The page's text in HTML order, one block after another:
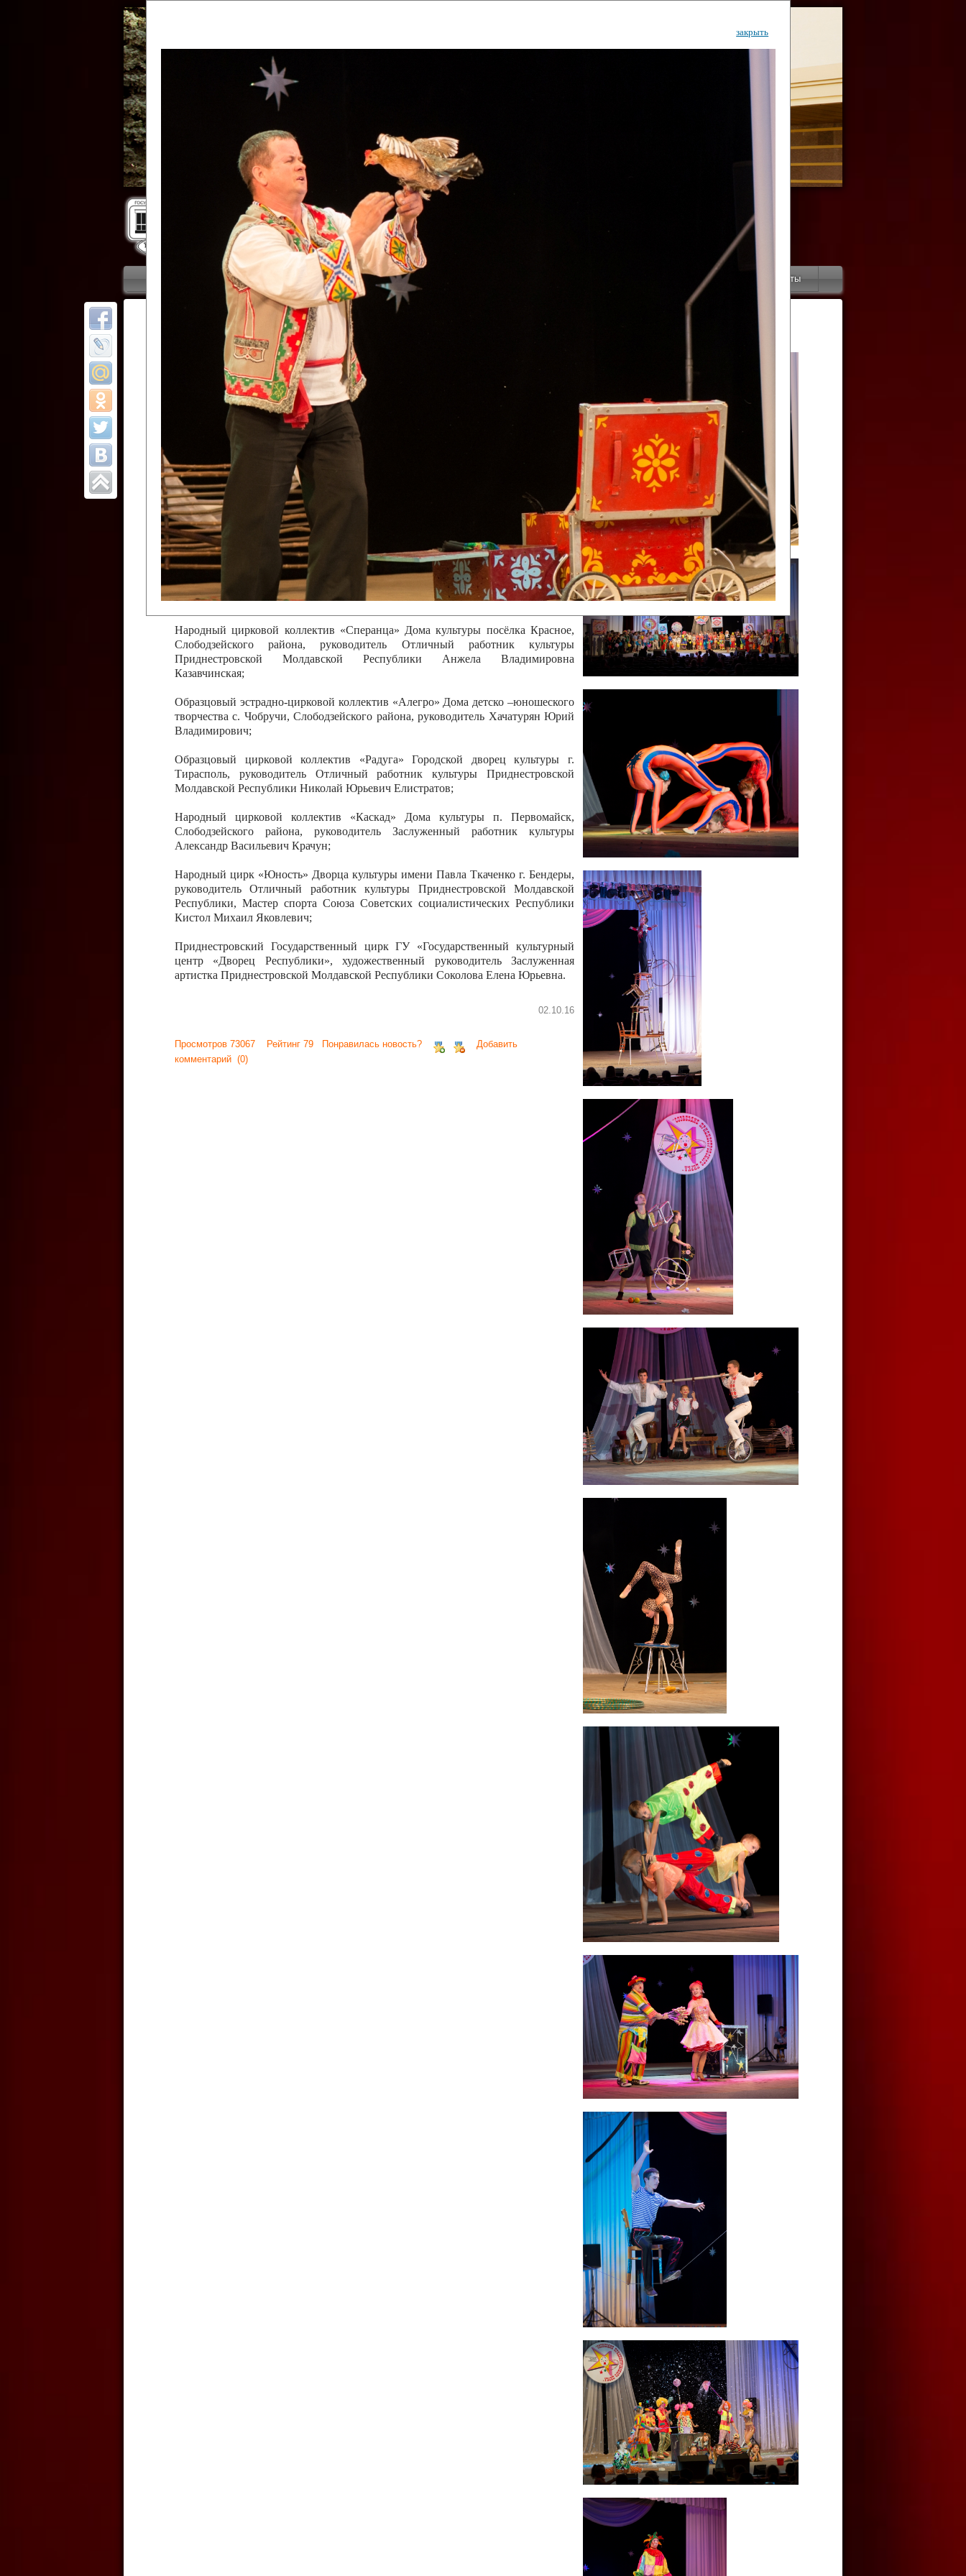
Государственный культурный центр
Дворец Республики
Приветствие Коллективы Новости Инфо Контакты
ОТЧЕТЫ ГКЦ "ДВОРЕЦ РЕСПУБЛИКИ"
закрыть
Финал Республиканского фестиваля
цирковых коллективов "Созвездие
Приднестровского цирка"
Участники фестиваля:
Образцовый эстрадно-цирковой коллектив «Ровесник» Дом культуры с.
Протягайловка, г. Бендеры , руководитель Рогожинер Светлана Георгиевна
Народный цирковой клоунский коллектив «Шари-вари» МУ «Культурно-
досуговый центр «Шелковик» г.Бендеры, руководители Отличные работники
культуры Приднестровской Молдавской Республики Алёна Александровна и
Олег Степанович Райлян;
Народный цирковой коллектив «Энтузиасты» Дома культуры с. Делакеу,
Григориопольского района, руководитель Отличный работник культуры
Приднестровской Молдавской Республики Пётр Петрович Дижмару;
Народный цирковой коллектив «Сперанца» Дома культуры посёлка Красное,
Слободзейского района, руководитель Отличный работник культуры
Приднестровской Молдавской Республики Анжела Владимировна
Казавчинская;
Образцовый эстрадно-цирковой коллектив «Алегро» Дома детско –юношеского
творчества с. Чобручи, Слободзейского района, руководитель Хачатурян Юрий
Владимирович;
Образцовый цирковой коллектив «Радуга» Городской дворец культуры г.
Тирасполь, руководитель Отличный работник культуры Приднестровской
Молдавской Республики Николай Юрьевич Елистратов;
Народный цирковой коллектив «Каскад» Дома культуры п. Первомайск,
Слободзейского района, руководитель Заслуженный работник культуры
Александр Васильевич Крачун;
Народный цирк «Юность» Дворца культуры имени Павла Ткаченко г. Бендеры,
руководитель Отличный работник культуры Приднестровской Молдавской
Республики, Мастер спорта Союза Советских социалистических Республики
Кистол Михаил Яковлевич;
Приднестровский Государственный цирк ГУ «Государственный культурный
центр «Дворец Республики», художественный руководитель Заслуженная
артистка Приднестровской Молдавской Республики Соколова Елена Юрьевна.
02.10.16
Просмотров 73067 Рейтинг 79 Понравилась новость?
Добавить
комментарий (0)